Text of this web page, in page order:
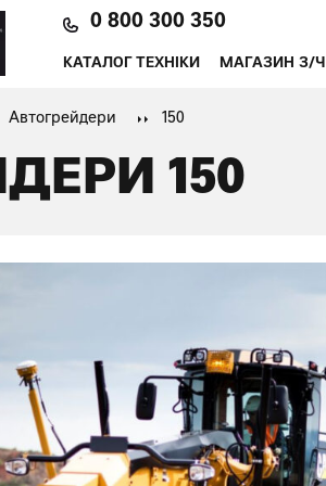
0 800 300 350
КАТАЛОГ ТЕХНІКИ МАГАЗИН З/Ч
Автогрейдери 150
150